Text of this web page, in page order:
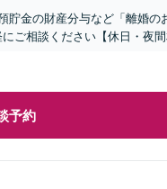
貯金の財産分与など「離婚
ご相談ください【休日・夜間
予約